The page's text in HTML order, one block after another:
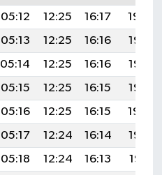
05:12 12:25 16:17
19:29
05:13 12:25 16:16
19:28
05:14 12:25 16:16
19:26
05:15 12:25 16:15
19:25
05:16 12:25 16:15
19:24
05:17 12:24 16:14
19:22
05:18 12:24 16:13
19:21